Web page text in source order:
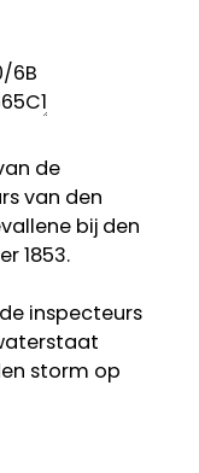
de
van den
bij den
1853.
inspecteurs
storm op